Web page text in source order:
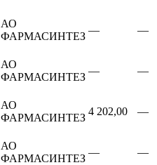
АО
ФАРМАСИНТЕЗ
— —
АО
ФАРМАСИНТЕЗ
— —
АО
ФАРМАСИНТЕЗ
4 202,00 —
АО
ФАРМАСИНТЕЗ
— —